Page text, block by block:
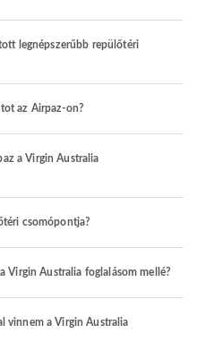
legnépszerűbb repülőtéri
az Airpaz-on?
a Virgin Australia
csomópontja?
Virgin Australia foglalásom mellé?
vinnem a Virgin Australia